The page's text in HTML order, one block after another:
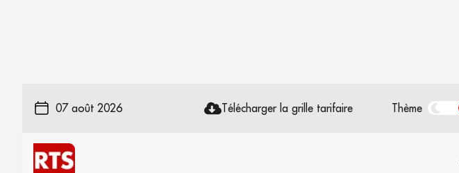
07 août 2026 Télécharger la grille tarifaire Thème